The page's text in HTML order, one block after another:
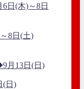
8日(土)
(日)